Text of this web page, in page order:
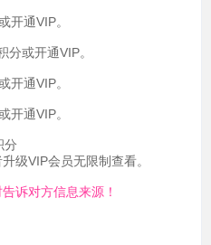
开通VIP。
分或开通VIP。
开通VIP。
开通VIP。
分
级VIP会员无限制查看。
诉对方信息来源！